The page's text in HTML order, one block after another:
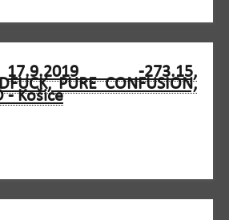
17.9.2019 -273.15,
PURE CONFUSION,
- Košice